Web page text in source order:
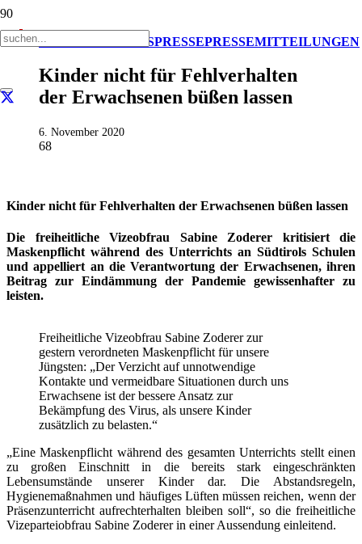
AKTUELL IMPULSPRESSEPRESSEMITTEILUNGEN
Kinder nicht für Fehlverhalten
der Erwachsenen büßen lassen
6. November 2020
68
Kinder nicht für Fehlverhalten der Erwachsenen büßen lassen
Die freiheitliche Vizeobfrau Sabine Zoderer kritisiert die
Maskenpflicht während des Unterrichts an Südtirols Schulen
und appelliert an die Verantwortung der Erwachsenen, ihren
Beitrag zur Eindämmung der Pandemie gewissenhafter zu
leisten.
Freiheitliche Vizeobfrau Sabine Zoderer zur
gestern verordneten Maskenpflicht für unsere
Jüngsten: „Der Verzicht auf unnotwendige
Kontakte und vermeidbare Situationen durch uns
Erwachsene ist der bessere Ansatz zur
Bekämpfung des Virus, als unsere Kinder
zusätzlich zu belasten.“
„Eine Maskenpflicht während des gesamten Unterrichts stellt einen
zu großen Einschnitt in die bereits stark eingeschränkten
Lebensumstände unserer Kinder dar. Die Abstandsregeln,
Hygienemaßnahmen und häufiges Lüften müssen reichen, wenn der
Präsenzunterricht aufrechterhalten bleiben soll“, so die freiheitliche
Vizeparteiobfrau Sabine Zoderer in einer Aussendung einleitend.